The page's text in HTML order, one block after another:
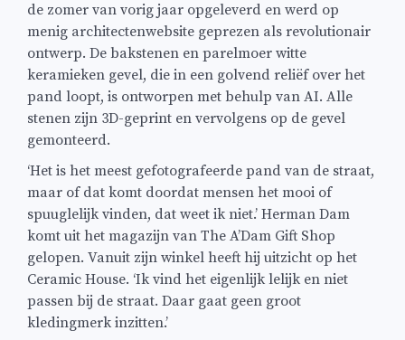
de zomer van vorig jaar opgeleverd en werd op
menig architectenwebsite geprezen als revolutionair
ontwerp. De bakstenen en parelmoer witte
keramieken gevel, die in een golvend reliëf over het
pand loopt, is ontworpen met behulp van AI. Alle
stenen zijn 3D-geprint en vervolgens op de gevel
gemonteerd.
‘Het is het meest gefotografeerde pand van de straat,
maar of dat komt doordat mensen het mooi of
spuuglelijk vinden, dat weet ik niet.’ Herman Dam
komt uit het magazijn van The A’Dam Gift Shop
gelopen. Vanuit zijn winkel heeft hij uitzicht op het
Ceramic House. ‘Ik vind het eigenlijk lelijk en niet
passen bij de straat. Daar gaat geen groot
kledingmerk inzitten.’